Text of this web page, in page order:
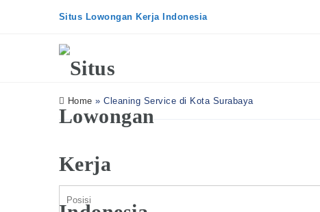
Situs Lowongan Kerja Indonesia
Home »Cleaning Service di Kota Surabaya